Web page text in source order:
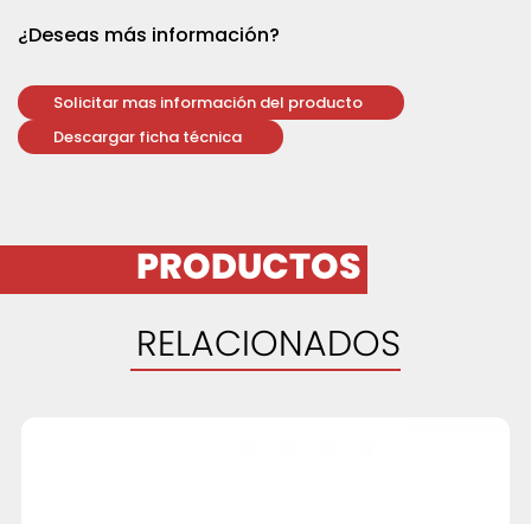
¿Deseas más información?
Solicitar mas información del producto
Descargar ficha técnica
PRODUCTOS
RELACIONADOS